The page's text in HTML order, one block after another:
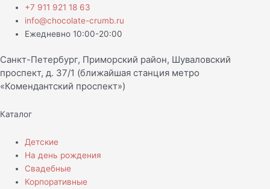
+7 911 921 18 63
info@chocolate-crumb.ru
Ежедневно 10:00-20:00
Санкт-Петербург, Приморский район, Шуваловский
проспект, д. 37/1 (ближайшая станция метро
«Комендантский проспект»)
Каталог
Детские
На день рождения
Свадебные
Корпоративные